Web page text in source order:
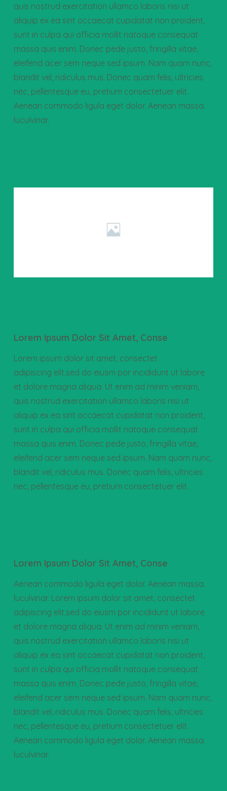
quis nostrud exercitation ullamco laboris nisi ut
aliquip ex ea sint occaecat cupidatat non proident,
sunt in culpa qui officia mollit natoque consequat
massa quis enim. Donec pede justo, fringilla vitae,
eleifend acer sem neque sed ipsum. Nam quam nunc,
blandit vel, ridiculus mus. Donec quam felis, ultricies
nec, pellentesque eu, pretium consectetuer elit.
Aenean commodo ligula eget dolor. Aenean massa.
luculvinar.
Lorem Ipsum Dolor Sit Amet, Conse
Lorem ipsum dolor sit amet, consectet
adipiscing elit,sed do eiusm por incididunt ut labore
et dolore magna aliqua. Ut enim ad minim veniam,
quis nostrud exercitation ullamco laboris nisi ut
aliquip ex ea sint occaecat cupidatat non proident,
sunt in culpa qui officia mollit natoque consequat
massa quis enim. Donec pede justo, fringilla vitae,
eleifend acer sem neque sed ipsum. Nam quam nunc,
blandit vel, ridiculus mus. Donec quam felis, ultricies
nec, pellentesque eu, pretium consectetuer elit.
Lorem Ipsum Dolor Sit Amet, Conse
Aenean commodo ligula eget dolor. Aenean massa.
luculvinar. Lorem ipsum dolor sit amet, consectet
adipiscing elit,sed do eiusm por incididunt ut labore
et dolore magna aliqua. Ut enim ad minim veniam,
quis nostrud exercitation ullamco laboris nisi ut
aliquip ex ea sint occaecat cupidatat non proident,
sunt in culpa qui officia mollit natoque consequat
massa quis enim. Donec pede justo, fringilla vitae,
eleifend acer sem neque sed ipsum. Nam quam nunc,
blandit vel, ridiculus mus. Donec quam felis, ultricies
nec, pellentesque eu, pretium consectetuer elit.
Aenean commodo ligula eget dolor. Aenean massa.
luculvinar.